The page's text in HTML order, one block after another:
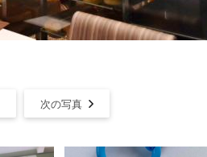
次の写真